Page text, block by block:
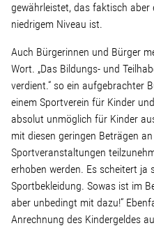
gewährleistet, das faktisch
niedrigem Niveau ist.
Auch Bürgerinnen und Bürger
Wort. „Das Bildungs- und
verdient.“ so ein aufgebrachter
einem Sportverein für Kinder
absolut unmöglich für Kinder
mit diesen geringen Beträgen
Sportveranstaltungen
erhoben werden. Es scheitert ja
Sportbekleidung. Sowas ist im
aber unbedingt mit dazu!“
Anrechnung des Kindergeldes